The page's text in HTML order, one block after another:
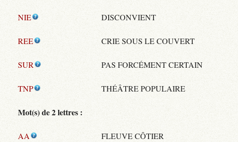
NIE DISCONVIENT
REE CRIE SOUS LE COUVERT
SUR PAS FORCÉMENT CERTAIN
TNP THÉÂTRE POPULAIRE
Mot(s) de 2 lettres :
AA FLEUVE CÔTIER